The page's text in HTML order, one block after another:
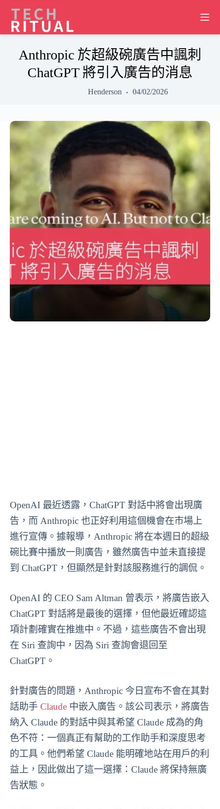
content
Anthropic 於超級碗廣告中諷刺
ChatGPT 將引入廣告的消息
Henderson 04/02/2026
OpenAI 最近透露，ChatGPT 對話中將會出現廣
告，而 Anthropic 也正好利用這個機會在市場上
進行宣傳。據報導，Anthropic 將在本週日的超級
碗比賽中播放一則廣告，雖然廣告中並未直接提
到 ChatGPT，但顯然是針對該服務進行的調侃。
OpenAI 的 CEO Sam Altman 曾表示，將廣告嵌入
ChatGPT 對話將是最後的選擇，但他最近確認這
項計劃確實在推進中。不過，這些廣告不會出現
在 Siri 查詢中，因為 Siri 查詢會退回至
ChatGPT。
針對廣告的問題，Anthropic 今日宣布不會在其對
話助手 Claude 中嵌入廣告。該公司表示，將廣告
納入 Claude 的對話中與其希望 Claude 成為的角
色不符：一個真正有幫助的工作助手和深度思考
的工具。他們希望 Claude 能明確地站在用戶的利
益上，因此做出了這一選擇：Claude 將保持無廣
告狀態。